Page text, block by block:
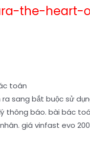
the-heart-
sang bắt buộc sử
thông báo. bài bác
giá vinfast evo